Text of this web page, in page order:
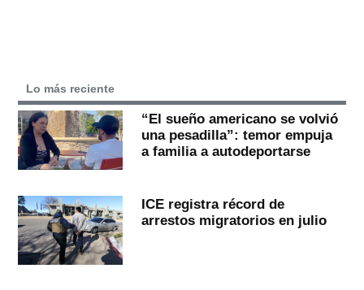
Lo más reciente
“El sueño americano se volvió
una pesadilla”: temor empuja
a familia a autodeportarse
ICE registra récord de
arrestos migratorios en julio